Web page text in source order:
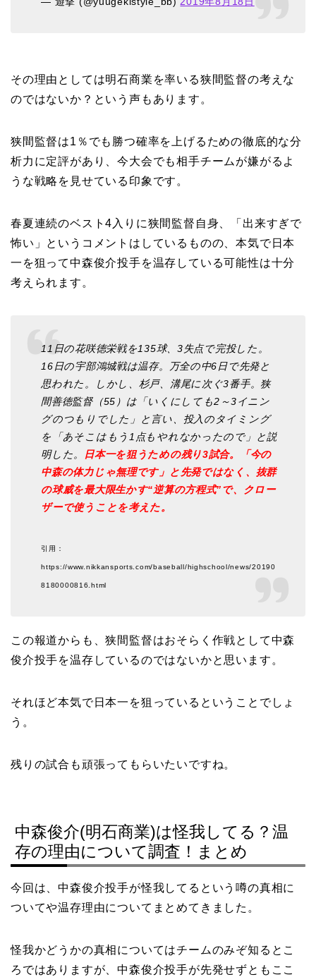
その理由としては明石商業を率いる狭間監督の考えな
のではないか？という声もあります。
狭間監督は1％でも勝つ確率を上げるための徹底的な分
析力に定評があり、今大会でも相手チームが嫌がるよ
うな戦略を見せている印象です。
春夏連続のベスト4入りに狭間監督自身、「出来すぎで
怖い」というコメントはしているものの、本気で日本
一を狙って中森俊介投手を温存している可能性は十分
考えられます。
11日の花咲徳栄戦を135球、3失点で完投した。
16日の宇部鴻城戦は温存。万全の中6日で先発と
思われた。しかし、杉戸、溝尾に次ぐ3番手。狭
間善徳監督（55）は「いくにしても2～3イニン
グのつもりでした」と言い、投入のタイミング
を「あそこはもう1点もやれなかったので」と説
明した。
日本一を狙うための残り3試合。「今の
中森の体力じゃ無理です」と先発ではなく、抜群
の球威を最大限生かす“逆算の方程式”で、クロー
ザーで使うことを考えた。
引用：
https://www.nikkansports.com/baseball/highschool/news/20190
8180000816.html
この報道からも、狭間監督はおそらく作戦として中森
俊介投手を温存しているのではないかと思います。
それほど本気で日本一を狙っているということでしょ
う。
残りの試合も頑張ってもらいたいですね。
中森俊介(明石商業)は怪我してる？温
存の理由について調査！まとめ
今回は、中森俊介投手が怪我してるという噂の真相に
ついてや温存理由についてまとめてきました。
怪我かどうかの真相についてはチームのみぞ知るとこ
ろではありますが、中森俊介投手が先発せずともここ